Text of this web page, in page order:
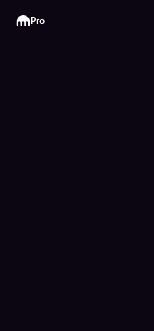
Kraken
Pro